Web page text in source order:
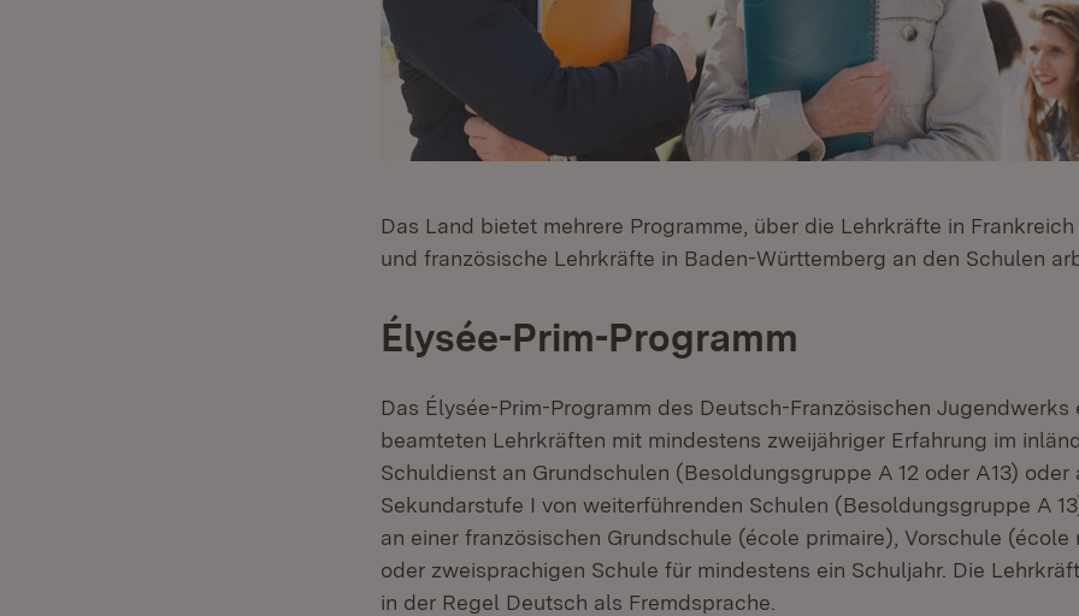
Das Land bietet mehrere Programme, über die Lehrkräfte in
und französische Lehrkräfte in Baden-Württemberg an den Schulen
Élysée-Prim-Programm
Das Élysée-Prim-Programm des Deutsch-Französischen Jugendwerks
beamteten Lehrkräften mit mindestens zweijähriger Erfahrung im
Schuldienst an Grundschulen (Besoldungsgruppe A 12 oder A13) oder
Sekundarstufe I von weiterführenden Schulen (Besoldungsgruppe A
an einer französischen Grundschule (école primaire), Vorschule (école
oder zweisprachigen Schule für mindestens ein Schuljahr. Die
in der Regel Deutsch als Fremdsprache.